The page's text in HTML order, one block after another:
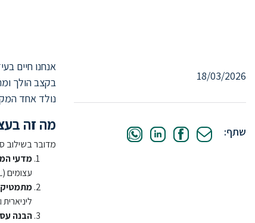
18/03/2026
שתף:
בקצב הולך
נולד אחד
מה זה
מדובר בשילוב
מדעי
עצומים (SQL ו-NoSQL) ולבנות תשתית טכנולוגית שתוכל לעבד מיליוני רשומות בשבריר שנייה.
הבנה